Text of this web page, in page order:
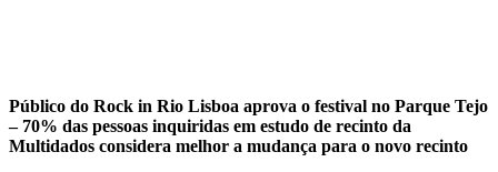
Público do Rock in Rio Lisboa aprova o festival no Parque Tejo
– 70% das pessoas inquiridas em estudo de recinto da
Multidados considera melhor a mudança para o novo recinto